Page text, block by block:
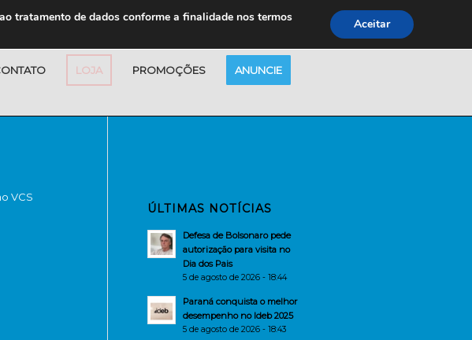
LOJA PROMOÇÕES ANUNCIE
VCS
ÚLTIMAS NOTÍCIAS
Defesa de Bolsonaro pede
autorização para visita no
Dia dos Pais
5 de agosto de 2026 - 18:44
Paraná conquista o melhor
desempenho no Ideb 2025
5 de agosto de 2026 - 18:43
tratamento de dados conforme a finalidade nos termos
Aceitar